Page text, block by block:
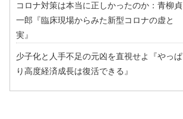
コロナ対策は本当に正しかったのか：青柳貞
一郎『臨床現場からみた新型コロナの虚と
実』
少子化と人手不足の元凶を直視せよ『やっぱ
り高度経済成長は復活できる』